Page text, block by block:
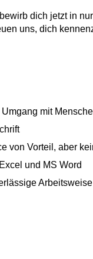
dich jetzt in
uns, dich
mit
von Vorteil, aber
und MS Word
Arbeitsweise